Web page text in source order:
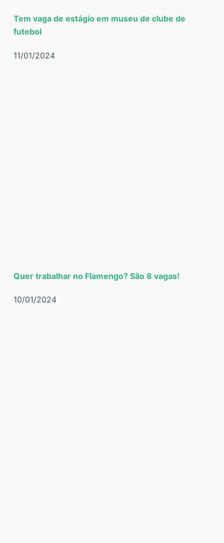
Tem vaga de estágio em museu de clube de
futebol
11/01/2024
Quer trabalhar no Flamengo? São 8 vagas!
10/01/2024